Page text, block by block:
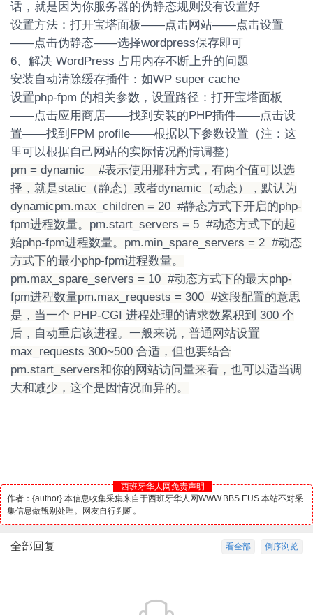
话，就是因为你服务器的伪静态规则没有设置好
设置方法：打开宝塔面板——点击网站——点击设置
——点击伪静态——选择wordpress保存即可
6、解决 WordPress 占用内存不断上升的问题
安装自动清除缓存插件：如WP super cache
设置php-fpm 的相关参数，设置路径：打开宝塔面板
——点击应用商店——找到安装的PHP插件——点击设
置——找到FPM profile——根据以下参数设置（注：这
里可以根据自己网站的实际情况酌情调整）
pm = dynamic #表示使用那种方式，有两个值可以选
择，就是static（静态）或者dynamic（动态），默认为
dynamicpm.max_children = 20 #静态方式下开启的php-
fpm进程数量。pm.start_servers = 5 #动态方式下的起
始php-fpm进程数量。pm.min_spare_servers = 2 #动态
方式下的最小php-fpm进程数量。
pm.max_spare_servers = 10 #动态方式下的最大php-
fpm进程数量pm.max_requests = 300 #这段配置的意思
是，当一个 PHP-CGI 进程处理的请求数累积到 300 个
后，自动重启该进程。一般来说，普通网站设置
max_requests 300~500 合适，但也要结合
pm.start_servers和你的网站访问量来看，也可以适当调
大和减少，这个是因情况而异的。
西班牙华人网免责声明
作者：{author} 本信息收集采集来自于西班牙华人网WWW.BBS.EUS 本站不对采
集信息做甄别处理。网友自行判断。
倒序浏览
看全部
全部回复